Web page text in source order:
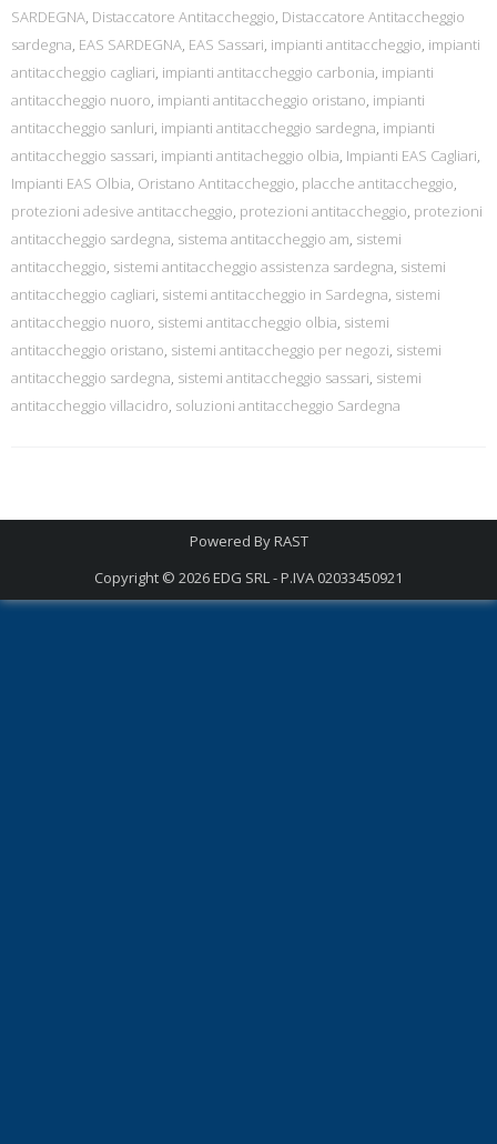
SARDEGNA, Distaccatore Antitaccheggio, Distaccatore Antitaccheggio
sardegna, EAS SARDEGNA, EAS Sassari, impianti antitaccheggio, impianti
antitaccheggio cagliari, impianti antitaccheggio carbonia, impianti
antitaccheggio nuoro, impianti antitaccheggio oristano, impianti
antitaccheggio sanluri, impianti antitaccheggio sardegna, impianti
antitaccheggio sassari, impianti antitacheggio olbia, Impianti EAS Cagliari,
Impianti EAS Olbia, Oristano Antitaccheggio, placche antitaccheggio,
protezioni adesive antitaccheggio, protezioni antitaccheggio, protezioni
antitaccheggio sardegna, sistema antitaccheggio am, sistemi
antitaccheggio, sistemi antitaccheggio assistenza sardegna, sistemi
antitaccheggio cagliari, sistemi antitaccheggio in Sardegna, sistemi
antitaccheggio nuoro, sistemi antitaccheggio olbia, sistemi
antitaccheggio oristano, sistemi antitaccheggio per negozi, sistemi
antitaccheggio sardegna, sistemi antitaccheggio sassari, sistemi
antitaccheggio villacidro, soluzioni antitaccheggio Sardegna
Powered ByRAST
Copyright © 2026EDG SRL - P.IVA 02033450921